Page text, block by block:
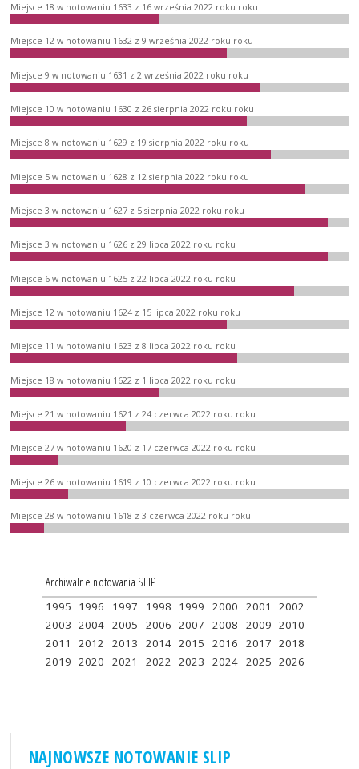
Miejsce 18 w notowaniu 1633 z 16 września 2022 roku roku
Miejsce 12 w notowaniu 1632 z 9 września 2022 roku roku
Miejsce 9 w notowaniu 1631 z 2 września 2022 roku roku
Miejsce 10 w notowaniu 1630 z 26 sierpnia 2022 roku roku
Miejsce 8 w notowaniu 1629 z 19 sierpnia 2022 roku roku
Miejsce 5 w notowaniu 1628 z 12 sierpnia 2022 roku roku
Miejsce 3 w notowaniu 1627 z 5 sierpnia 2022 roku roku
Miejsce 3 w notowaniu 1626 z 29 lipca 2022 roku roku
Miejsce 6 w notowaniu 1625 z 22 lipca 2022 roku roku
Miejsce 12 w notowaniu 1624 z 15 lipca 2022 roku roku
Miejsce 11 w notowaniu 1623 z 8 lipca 2022 roku roku
Miejsce 18 w notowaniu 1622 z 1 lipca 2022 roku roku
Miejsce 21 w notowaniu 1621 z 24 czerwca 2022 roku roku
Miejsce 27 w notowaniu 1620 z 17 czerwca 2022 roku roku
Miejsce 26 w notowaniu 1619 z 10 czerwca 2022 roku roku
Miejsce 28 w notowaniu 1618 z 3 czerwca 2022 roku roku
Archiwalne notowania SLIP
1995 1996 1997 1998 1999 2000 2001
2002
2003 2004 2005 2006 2007 2008 2009 2010
2011
2012 2013 2014 2015 2016 2017 2018
2019 2020 2021 2022 2023 2024 2025 2026
NAJNOWSZE NOTOWANIE SLIP